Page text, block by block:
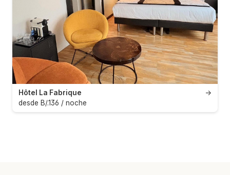
→
Hôtel La Fabrique
desde B/.136 / noche